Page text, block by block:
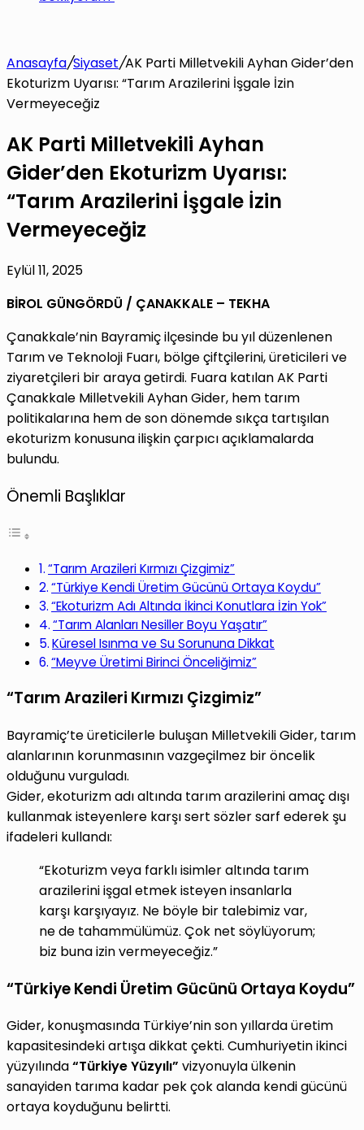
Anasayfa/Siyaset/AK Parti Milletvekili Ayhan Gider’den
Ekoturizm Uyarısı: “Tarım Arazilerini İşgale İzin
Vermeyeceğiz
AK Parti Milletvekili Ayhan
Gider’den Ekoturizm Uyarısı:
“Tarım Arazilerini İşgale İzin
Vermeyeceğiz
Eylül 11, 2025
BİROL GÜNGÖRDÜ / ÇANAKKALE – TEKHA
Çanakkale’nin Bayramiç ilçesinde bu yıl düzenlenen
Tarım ve Teknoloji Fuarı, bölge çiftçilerini, üreticileri ve
ziyaretçileri bir araya getirdi. Fuara katılan AK Parti
Çanakkale Milletvekili Ayhan Gider, hem tarım
politikalarına hem de son dönemde sıkça tartışılan
ekoturizm konusuna ilişkin çarpıcı açıklamalarda
bulundu.
Önemli Başlıklar
“Tarım Arazileri Kırmızı Çizgimiz”
“Türkiye Kendi Üretim Gücünü Ortaya Koydu”
“Ekoturizm Adı Altında İkinci Konutlara İzin Yok”
“Tarım Alanları Nesiller Boyu Yaşatır”
Küresel Isınma ve Su Sorununa Dikkat
“Meyve Üretimi Birinci Önceliğimiz”
“Tarım Arazileri Kırmızı Çizgimiz”
Bayramiç’te üreticilerle buluşan Milletvekili Gider, tarım
alanlarının korunmasının vazgeçilmez bir öncelik
olduğunu vurguladı.
Gider, ekoturizm adı altında tarım arazilerini amaç dışı
kullanmak isteyenlere karşı sert sözler sarf ederek şu
ifadeleri kullandı:
“Ekoturizm veya farklı isimler altında tarım
arazilerini işgal etmek isteyen insanlarla
karşı karşıyayız. Ne böyle bir talebimiz var,
ne de tahammülümüz. Çok net söylüyorum;
biz buna izin vermeyeceğiz.”
“Türkiye Kendi Üretim Gücünü Ortaya Koydu”
Gider, konuşmasında Türkiye’nin son yıllarda üretim
kapasitesindeki artışa dikkat çekti. Cumhuriyetin ikinci
yüzyılında“Türkiye Yüzyılı” vizyonuyla ülkenin
sanayiden tarıma kadar pek çok alanda kendi gücünü
ortaya koyduğunu belirtti.